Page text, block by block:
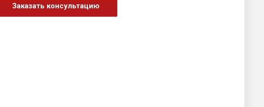
Заказать консультацию